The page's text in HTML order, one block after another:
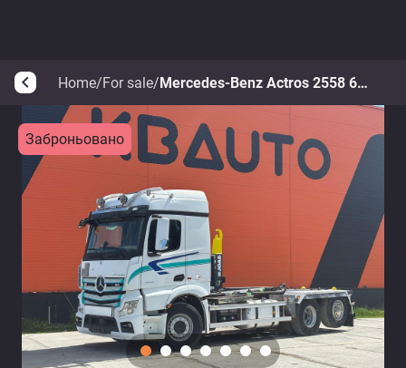
arrow_back_ios Home/For sale/ Mercedes-Benz Actros 2558 6x2*4
Заброньовано